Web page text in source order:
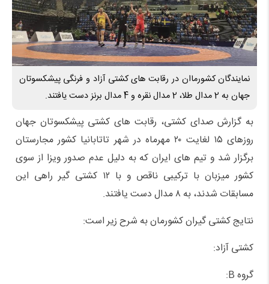
نمایندگان کشورماان در رقابت های کشتی آزاد و فرنگی پیشکسوتان
جهان به 2 مدال طلا، 2 مدال نقره و 4 مدال برنز دست یافتند.
به گزارش صدای کشتی، رقابت های کشتی پیشکسوتان جهان
روزهای ۱۵ لغایت ۲۰ مهرماه در شهر تاتابانیا کشور مجارستان
برگزار شد و تیم های ایران که به دلیل عدم صدور ویزا از سوی
کشور میزبان با ترکیبی ناقص و با ۱۲ کشتی گیر راهی این
مسابقات شدند، به ۸ مدال دست یافتند.
نتایج کشتی گیران کشورمان به شرح زیر است:
کشتی آزاد:
گروه B: